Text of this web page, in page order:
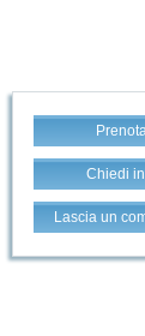
Chiedi
Lascia un